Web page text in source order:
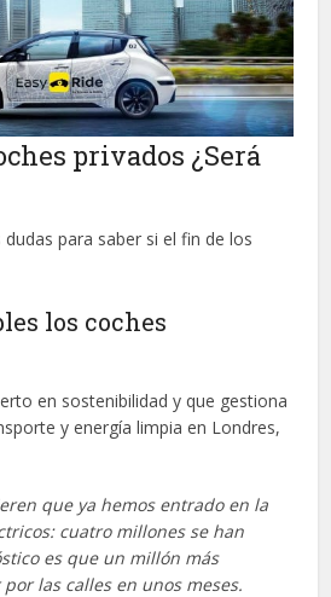
privados ¿Será
para saber si el fin de los
los coches
en sostenibilidad y que gestiona
y energía limpia en Londres,
que ya hemos entrado en la
cuatro millones se han
es que un millón más
las calles en unos meses.